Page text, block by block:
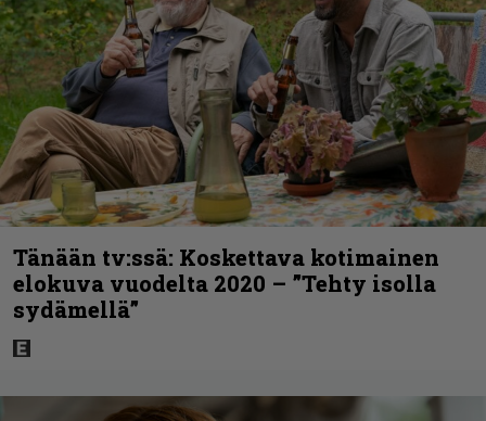
Tänään tv:ssä: Koskettava kotimainen
elokuva vuodelta 2020 – ”Tehty isolla
sydämellä”